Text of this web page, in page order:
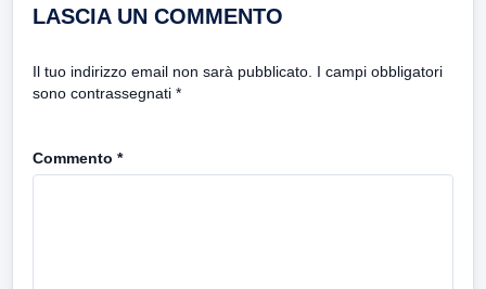
LASCIA UN COMMENTO
Il tuo indirizzo email non sarà pubblicato. I campi obbligatori
sono contrassegnati *
Commento *